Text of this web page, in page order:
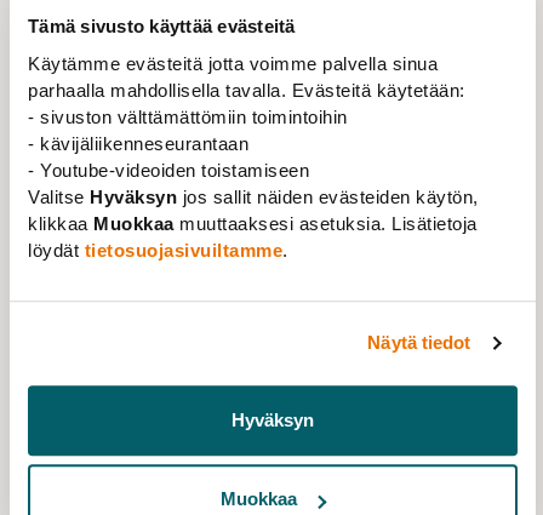
Tämä sivusto käyttää evästeitä
Käytämme evästeitä jotta voimme palvella sinua
parhaalla mahdollisella tavalla. Evästeitä käytetään:
- sivuston välttämättömiin toimintoihin
- kävijäliikenneseurantaan
- Youtube-videoiden toistamiseen
Valitse Hyväksyn jos sallit näiden evästeiden käytön,
klikkaa Muokkaamuuttaaksesi asetuksia. Lisätietoja
löydät tietosuojasivuiltamme.
Näytä tiedot
Hyväksyn
Muokkaa
TAPAHTUMAN TIEDOT
VERKOSSA
TAPAHTUMA-AIKA
30.09.2026 klo 16:00 - 17:30
TAPAHTUMAN JÄRJESTÄÄ
Tieteentekijät
Lisätietoja reetta.kuosmanen(at)tieteentekijat.fi